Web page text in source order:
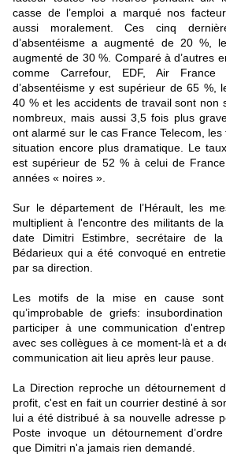
casse de l’emploi a marqué nos
aussi moralement. Ces cinq
d’absentéisme a augmenté de 20 %,
augmenté de 30 %. Comparé à d’autres
comme Carrefour, EDF, Air
d’absentéisme y est supérieur de 65 %,
40 % et les accidents de travail sont non
nombreux, mais aussi 3,5 fois plus
ont alarmé sur le cas France Telecom,
situation encore plus dramatique. Le
est supérieur de 52 % à celui de
années « noires ».
Sur le département de l’Hérault, les
multiplient à l'encontre des militants de
date Dimitri Estimbre, secrétaire de
Bédarieux qui a été convoqué en
par sa direction.
Les motifs de la mise en cause sont
qu’improbable de griefs:
participer à une communication
avec ses collègues à ce moment-là et a
communication ait lieu après leur pause.
La Direction reproche un détournement
profit, c'est en fait un courrier destiné à
lui a été distribué à sa nouvelle adresse
Poste invoque un détournement
que Dimitri n'a jamais rien demandé.